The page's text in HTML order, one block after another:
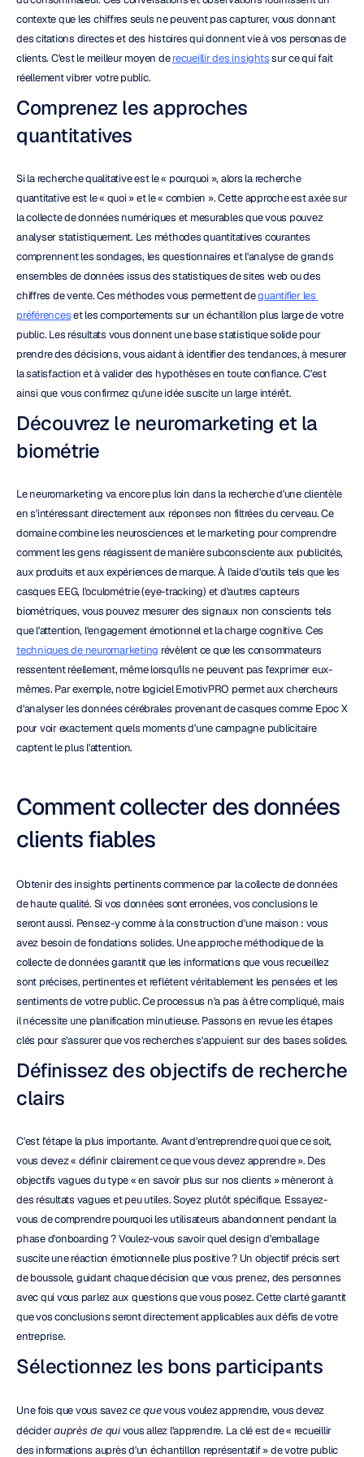
contexte que les chiffres seuls ne peuvent pas capturer, vous donnant
des citations directes et des histoires qui donnent vie à vos personas de
clients. C'est le meilleur moyen de recueillir des insights sur ce qui fait
réellement vibrer votre public.
Comprenez les approches
quantitatives
Si la recherche qualitative est le « pourquoi », alors la recherche
quantitative est le « quoi » et le « combien ». Cette approche est axée sur
la collecte de données numériques et mesurables que vous pouvez
analyser statistiquement. Les méthodes quantitatives courantes
comprennent les sondages, les questionnaires et l'analyse de grands
ensembles de données issus des statistiques de sites web ou des
chiffres de vente. Ces méthodes vous permettent de quantifier les
préférences et les comportements sur un échantillon plus large de votre
public. Les résultats vous donnent une base statistique solide pour
prendre des décisions, vous aidant à identifier des tendances, à mesurer
la satisfaction et à valider des hypothèses en toute confiance. C'est
ainsi que vous confirmez qu'une idée suscite un large intérêt.
Découvrez le neuromarketing et la
biométrie
Le neuromarketing va encore plus loin dans la recherche d'une clientèle
en s'intéressant directement aux réponses non filtrées du cerveau. Ce
domaine combine les neurosciences et le marketing pour comprendre
comment les gens réagissent de manière subconsciente aux publicités,
aux produits et aux expériences de marque. À l'aide d'outils tels que les
casques EEG, l'oculométrie (eye-tracking) et d'autres capteurs
biométriques, vous pouvez mesurer des signaux non conscients tels
techniques de neuromarketing révèlent ce que les consommateurs
ressentent réellement, même lorsqu'ils ne peuvent pas l'exprimer eux-
mêmes. Par exemple, notre logiciel EmotivPRO permet aux chercheurs
d'analyser les données cérébrales provenant de casques comme Epoc X
pour voir exactement quels moments d'une campagne publicitaire
captent le plus l'attention.
Comment collecter des données
clients fiables
Obtenir des insights pertinents commence par la collecte de données
de haute qualité. Si vos données sont erronées, vos conclusions le
seront aussi. Pensez-y comme à la construction d'une maison : vous
avez besoin de fondations solides. Une approche méthodique de la
collecte de données garantit que les informations que vous recueillez
sont précises, pertinentes et reflètent véritablement les pensées et les
sentiments de votre public. Ce processus n'a pas à être compliqué, mais
il nécessite une planification minutieuse. Passons en revue les étapes
clés pour s'assurer que vos recherches s'appuient sur des bases solides.
Définissez des objectifs de recherche
clairs
C'est l'étape la plus importante. Avant d'entreprendre quoi que ce soit,
vous devez « définir clairement ce que vous devez apprendre ». Des
objectifs vagues du type « en savoir plus sur nos clients » mèneront à
des résultats vagues et peu utiles. Soyez plutôt spécifique. Essayez-
vous de comprendre pourquoi les utilisateurs abandonnent pendant la
phase d'onboarding ? Voulez-vous savoir quel design d'emballage
suscite une réaction émotionnelle plus positive ? Un objectif précis sert
de boussole, guidant chaque décision que vous prenez, des personnes
avec qui vous parlez aux questions que vous posez. Cette clarté garantit
que vos conclusions seront directement applicables aux défis de votre
entreprise.
Sélectionnez les bons participants
Une fois que vous savez ce que vous voulez apprendre, vous devez
décider auprès de qui vous allez l'apprendre. La clé est de « recueillir
des informations auprès d'un échantillon représentatif » de votre public